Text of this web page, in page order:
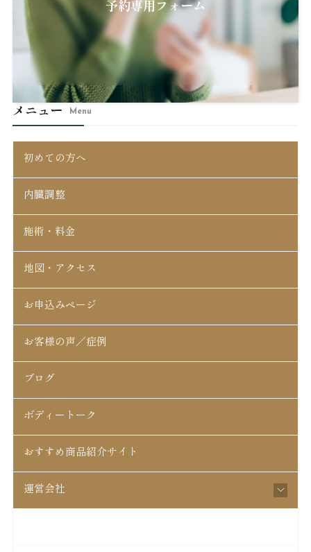
予約専用フォーム
メニュー Menu
初めての方へ
内臓調整
施術・料金
地図・アクセス
お申込みページ
お客様の声／症例
ブログ
ボディートーク
おすすめ商品紹介サイト
運営会社